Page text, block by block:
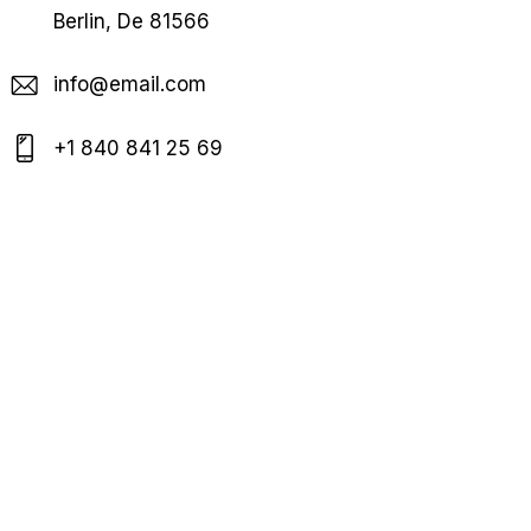
Berlin, De 81566
info@email.com
+1 840 841 25 69